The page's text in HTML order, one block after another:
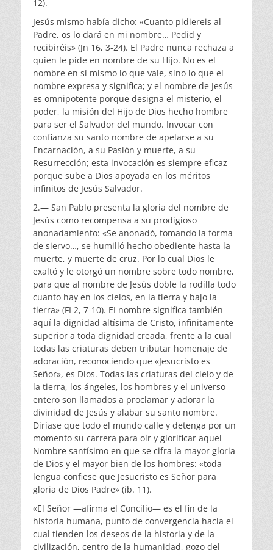
12).
Jesús mismo había dicho: «Cuanto pidiereis al
Padre, os lo dará en mi nombre… Pedid y
recibiréis» (Jn 16, 3-24). El Padre nunca rechaza a
quien le pide en nombre de su Hijo. No es el
nombre en sí mismo lo que vale, sino lo que el
nombre expresa y significa; y el nombre de Jesús
es omnipotente porque designa el misterio, el
poder, la misión del Hijo de Dios hecho hombre
para ser el Salvador del mundo. Invocar con
confianza su santo nombre de apelarse a su
Encarnación, a su Pasión y muerte, a su
Resurrección; esta invocación es siempre eficaz
porque sube a Dios apoyada en los méritos
infinitos de Jesús Salvador.
2.— San Pablo presenta la gloria del nombre de
Jesús como recompensa a su prodigioso
anonadamiento: «Se anonadó, tomando la forma
de siervo…, se humilló hecho obediente hasta la
muerte, y muerte de cruz. Por lo cual Dios le
exaltó y le otorgó un nombre sobre todo nombre,
para que al nombre de Jesús doble la rodilla todo
cuanto hay en los cielos, en la tierra y bajo la
tierra» (FI 2, 7-10). EI nombre significa también
aquí la dignidad altísima de Cristo, infinitamente
superior a toda dignidad creada, fren­te a la cual
todas las criaturas deben tributar homenaje de
adoración, reconociendo que «Jesucristo es
Señor», es Dios. Todas las criaturas del cielo y de
la tierra, los án­geles, los hombres y el universo
entero son llamados a proclamar y adorar la
divinidad de Jesús y alabar su santo nombre.
Diríase que todo el mundo calle y detenga por un
momento su carrera para oír y glorificar aquel
Nombre santísimo en que se cifra la mayor gloria
de Dios y el mayor bien de los hombres: «toda
lengua confiese que Jesucristo es Señor para
gloria de Dios Padre» (ib. 11).
«El Señor —afirma el Concilio— es el fin de la
historia humana, punto de convergencia hacia el
cual tienden los deseos de la historia y de la
civilización, centro de la humanidad, gozo del